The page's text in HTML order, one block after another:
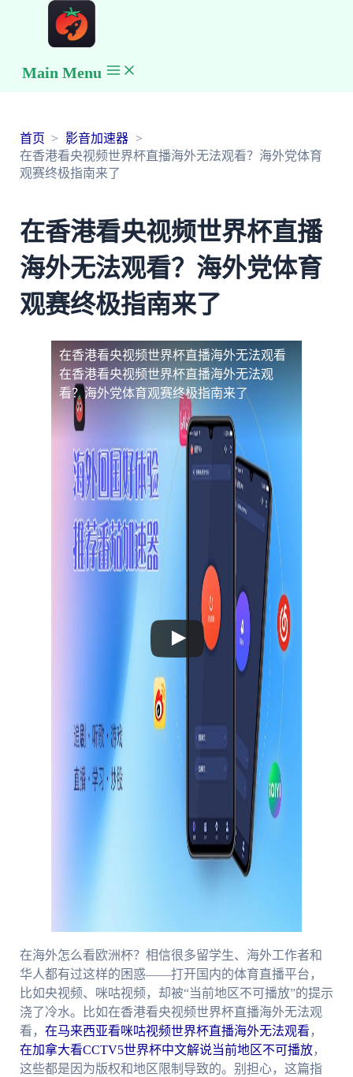
Main Menu
首页
影音加速器
在香港看央视频世界杯直播海外无法观看？海外党体育
观赛终极指南来了
在香港看央视频世界杯直播
海外无法观看？海外党体育
观赛终极指南来了
在香港看央视频世界杯直播海外无法观看
在香港看央视频世界杯直播海外无法观
看？海外党体育观赛终极指南来了
在海外怎么看欧洲杯？相信很多留学生、海外工作者和
华人都有过这样的困惑——打开国内的体育直播平台，
比如央视频、咪咕视频，却被“当前地区不可播放”的提示
浇了冷水。比如在香港看央视频世界杯直播海外无法观
看， 在马来西亚看咪咕视频世界杯直播海外无法观看 ，
在加拿大看CCTV5世界杯中文解说当前地区不可播放，
这些都是因为版权和地区限制导致的。别担心，这篇指